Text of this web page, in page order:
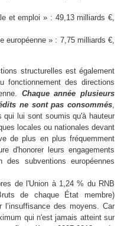
et emploi » : 49,13 milliards €,
européenne » : 7,75 milliards €,
structurelles est également
fonctionnement des directions
Chaque année plusieurs
ne sont pas consommés
qui lui sont soumis qu'à hauteur
locales ou nationales devant
de plus en plus fréquemment
d'honorer leurs engagements
subventions européennes
de l'Union à 1,24 % du RNB
de chaque État membre)
l’insuffisance des moyens. Car
qui n'est jamais atteint sur